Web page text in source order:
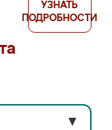
УЗНАТЬ
ПОДРОБНОСТИ
▼